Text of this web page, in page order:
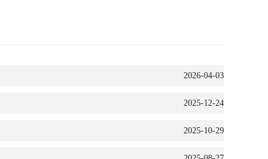
2026-04-03
2025-12-24
2025-10-29